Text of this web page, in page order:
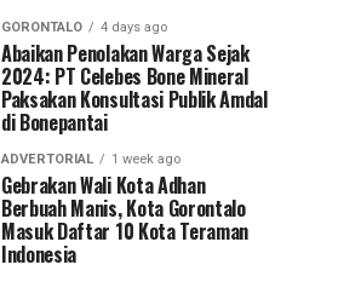
GORONTALO 4 days ago
Abaikan Penolakan Warga Sejak
2024: PT Celebes Bone Mineral
Paksakan Konsultasi Publik Amdal
di Bonepantai
ADVERTORIAL 1 week ago
Gebrakan Wali Kota Adhan
Berbuah Manis, Kota Gorontalo
Masuk Daftar 10 Kota Teraman
Indonesia